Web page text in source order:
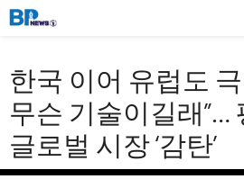
컨
텐
로
건
너
뛰
기
한국 이어 유럽도
무슨 기술이길래”…
글로벌 시장 ‘감탄’